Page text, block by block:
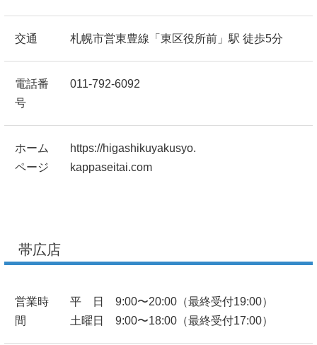
交通 札幌市営東豊線「東区役所前」駅 徒歩5分
電話番
号
011-792-6092
ホーム
ページ
https://higashikuyakusyo.
kappaseitai.com
帯広店
営業時
間
平 日 9:00〜20:00（最終受付19:00）
土曜日 9:00〜18:00（最終受付17:00）